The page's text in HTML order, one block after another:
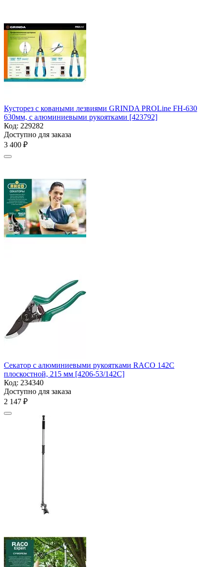
Кусторез с коваными лезвиями GRINDA PROLine FH-630
630мм, с алюминиевыми рукоятками [423792]
Код: 229282
Доступно для заказа
3 400 ₽
Секатор с алюминиевыми рукоятками RACO 142C
плоскостной, 215 мм [4206-53/142C]
Код: 234340
Доступно для заказа
2 147 ₽